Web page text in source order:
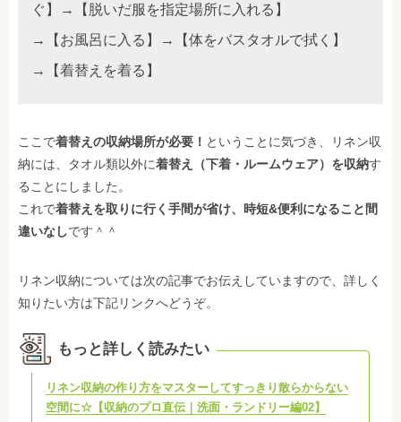
ぐ】→【脱いだ服を指定場所に入れる】
→【お風呂に入る】→【体をバスタオルで拭く】
→【着替えを着る】
ここで着替えの収納場所が必要！ ということに気づき、リネン収
納には、タオル類以外に着替え（下着・ルームウェア）を収納す
ることにしました。
これで着替えを取りに行く手間が省け、時短&便利になること間
違いなしです＾＾
リネン収納については次の記事でお伝えしていますので、詳しく
知りたい方は下記リンクへどうぞ。
もっと詳しく読みたい
リネン収納の作り方をマスターしてすっきり散らからない
空間に☆【収納のプロ直伝｜洗面・ランドリー編02】